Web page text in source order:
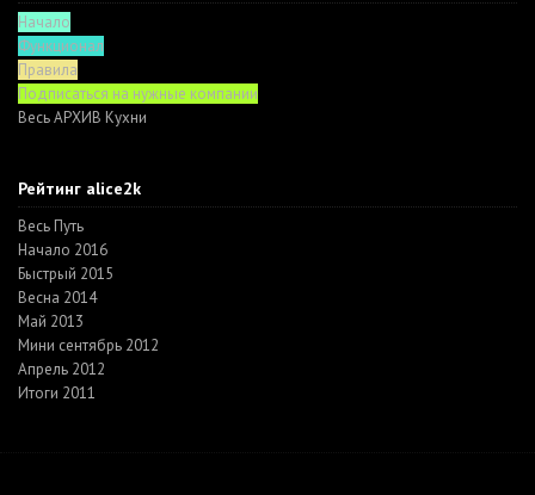
Начало
Функционал
Правила
Подписаться на нужные компании
Весь АРХИВ Кухни
Рейтинг alice2k
Весь Путь
Начало 2016
Быстрый 2015
Весна 2014
Май 2013
Мини сентябрь 2012
Апрель 2012
Итоги 2011